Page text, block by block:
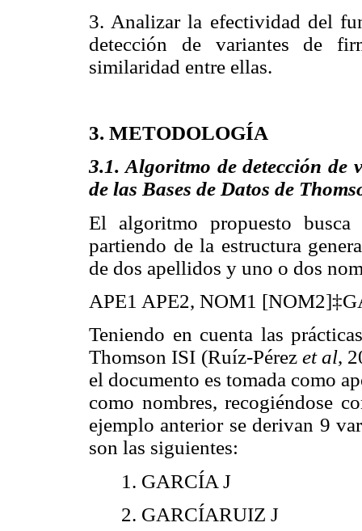
3. Analizar la efectividad del
detección de variantes de
similaridad entre ellas.
3. METODOLOGÍA
3.1. Algoritmo de detección
de las Bases de Datos de
El algoritmo propuesto busca
partiendo de la estructura
de dos apellidos y uno o dos
APE1 APE2, NOM1
Teniendo en cuenta las
Thomson ISI (Ruíz-Pérez et al,
el documento es tomada como
como nombres, recogiéndose
ejemplo anterior se derivan 9
son las siguientes:
1. GARCÍA J
2. GARCÍARUIZ J